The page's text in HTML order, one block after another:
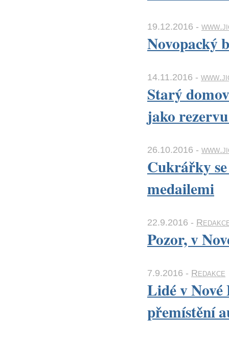
19.12.2016 -
Novopacký
14.11.2016 -
Starý
jako
26.10.2016 -
Cukrářky
medailemi
22.9.2016 -
Pozor, v
7.9.2016 - Redakce
Lidé v Nové
přemístění